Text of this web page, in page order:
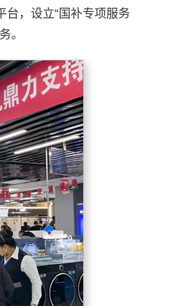
，设立“国补专项服务
。